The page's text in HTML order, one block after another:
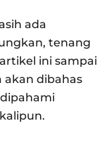
ada
tenang
ini sampai
akan dibahas